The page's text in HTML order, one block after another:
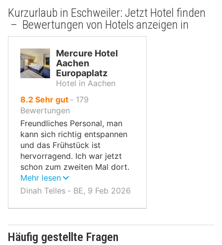
Kurzurlaub in Eschweiler: Jetzt Hotel finden
– Bewertungen von Hotels anzeigen in
Mercure Hotel
Aachen
Europaplatz
Hotel in Aachen
8.2von
10,
Sehr gut ‐ 179
Bewertungen
Freundliches Personal, man
kann sich richtig entspannen
und das Frühstück ist
hervorragend. Ich war jetzt
schon zum zweiten Mal dort.
Kann ich nur empfehlen.
Mehr lesen
Dinah Telles ‐ BE, 9 Feb 2026
Häufig gestellte Fragen